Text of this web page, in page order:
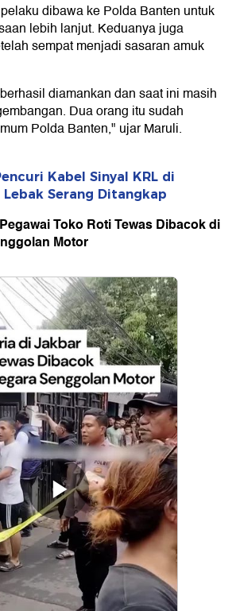
dibawa ke Polda Banten untuk
lebih lanjut. Keduanya juga
sempat menjadi sasaran amuk
diamankan dan saat ini masih
Dua orang itu sudah
Polda Banten," ujar Maruli.
Kabel Sinyal KRL di
Serang Ditangkap
Toko Roti Tewas Dibacok di
Motor